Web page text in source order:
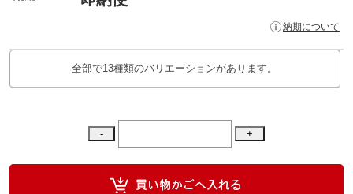
納期について
全部で13種類のバリエーションがあります。